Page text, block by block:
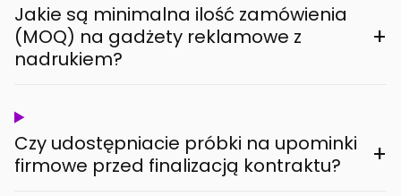
Jakie są minimalna ilość zamówienia
(MOQ) na gadżety reklamowe z
nadrukiem?
+
Czy udostępniacie próbki na upominki
firmowe przed finalizacją kontraktu?
+